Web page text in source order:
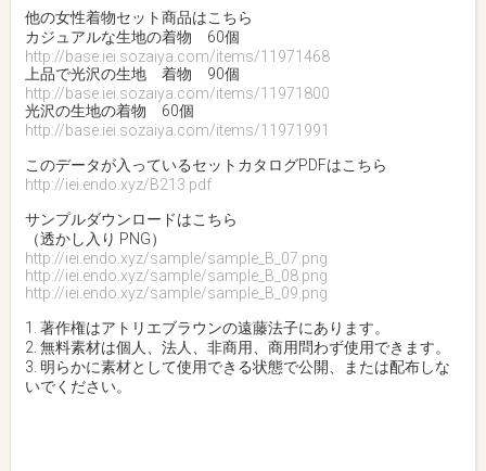
他の女性着物セット商品はこちら
カジュアルな生地の着物 60個
http://base.iei.sozaiya.com/items/11971468
上品で光沢の生地 着物 90個
http://base.iei.sozaiya.com/items/11971800
光沢の生地の着物 60個
http://base.iei.sozaiya.com/items/11971991
このデータが入っているセットカタログPDFはこちら
http://iei.endo.xyz/B213.pdf
サンプルダウンロードはこちら
（透かし入り PNG）
http://iei.endo.xyz/sample/sample_B_07.png
http://iei.endo.xyz/sample/sample_B_08.png
http://iei.endo.xyz/sample/sample_B_09.png
1. 著作権はアトリエブラウンの遠藤法子にあります。
2. 無料素材は個人、法人、非商用、商用問わず使用できます。
3. 明らかに素材として使用できる状態で公開、または配布しな
いでください。